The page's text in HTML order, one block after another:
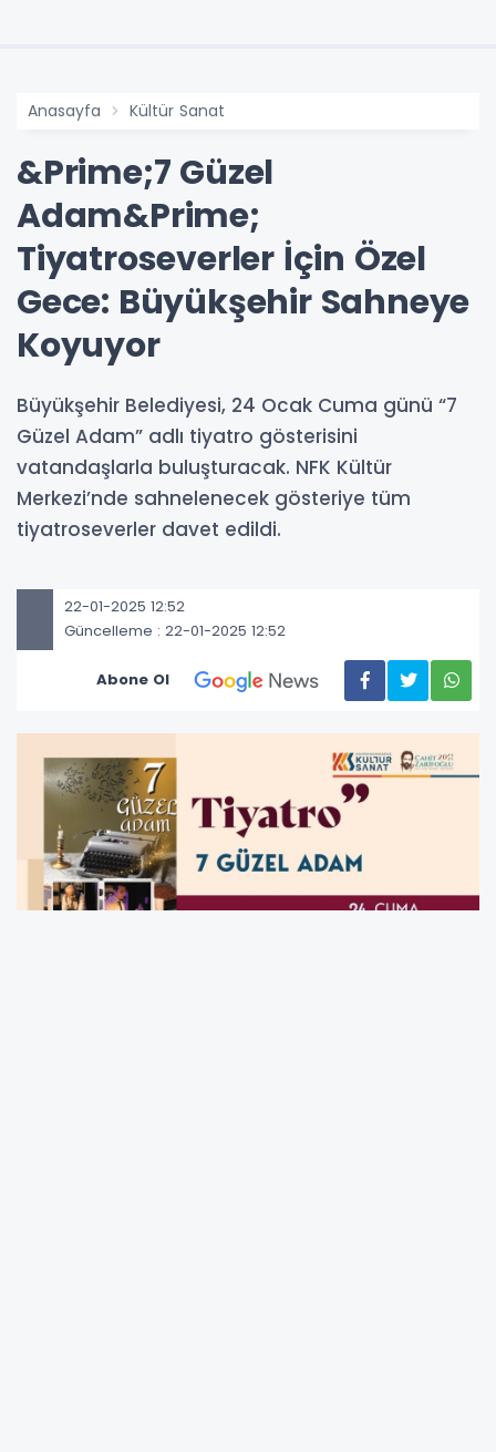
Anasayfa Kültür Sanat
&Prime;7 Güzel
Adam&Prime;
Tiyatroseverler İçin Özel
Gece: Büyükşehir Sahneye
Koyuyor
Büyükşehir Belediyesi, 24 Ocak Cuma günü “7
Güzel Adam” adlı tiyatro gösterisini
vatandaşlarla buluşturacak. NFK Kültür
Merkezi’nde sahnelenecek gösteriye tüm
tiyatroseverler davet edildi.
22-01-2025 12:52
Güncelleme : 22-01-2025 12:52
Abone Ol